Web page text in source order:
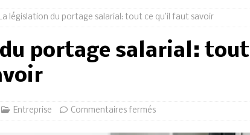
législation du portage salarial: tout ce qu’il faut savoir
portage salarial: tout
Entreprise Commentaires fermés